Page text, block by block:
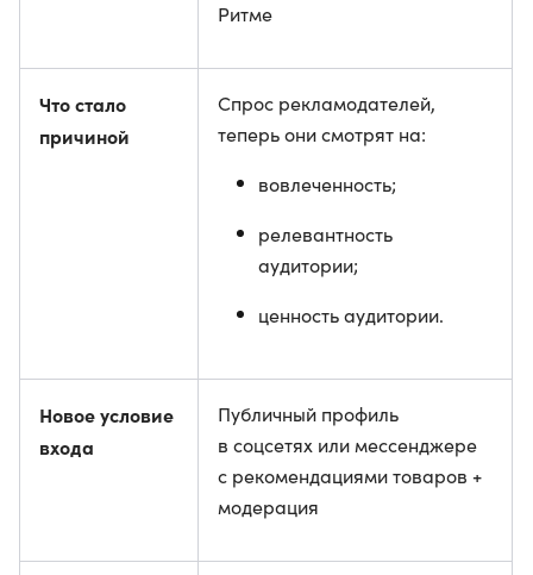
Ритме
Что стало
причиной
Спрос рекламодателей,
теперь они смотрят на:
вовлеченность;
релевантность
аудитории;
ценность аудитории.
Новое условие
входа
Публичный профиль
в соцсетях или мессенджере
с рекомендациями товаров +
модерация